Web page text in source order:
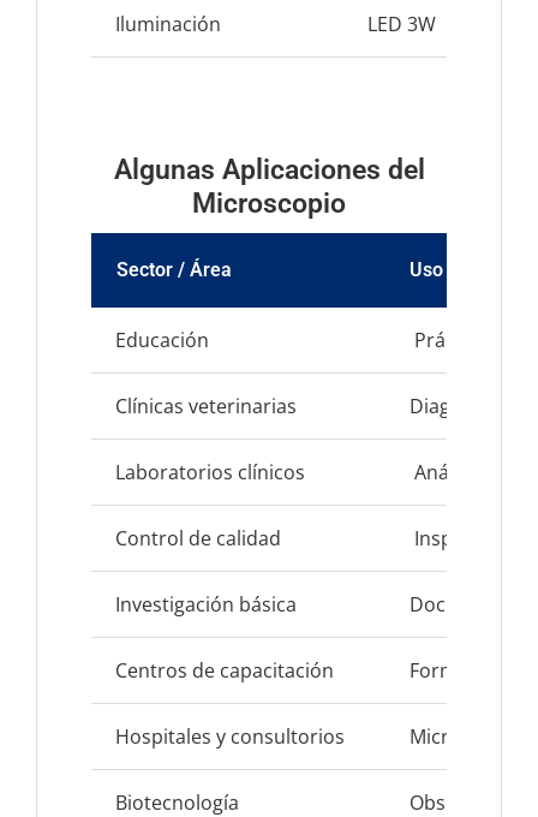
Iluminación LED 3W
Algunas Aplicaciones del
Microscopio
Sector / Área Uso típico del
Educación Prácticas
Clínicas veterinarias Diagnóstico
Laboratorios clínicos Análisis de
Control de calidad Inspección
Investigación básica
Centros de capacitación Formación
Hospitales y consultorios Microscopía
Biotecnología Observación